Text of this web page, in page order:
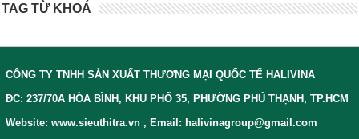
TAG TỪ KHOÁ
CÔNG TY TNHH SẢN XUẤT THƯƠNG MẠI QUỐC TẾ HALIVINA
ĐC: 237/70A HÒA BÌNH, KHU PHỐ 35, PHƯỜNG PHÚ THẠNH, TP.HCM
Website: www.sieuthitra.vn , Email: halivinagroup@gmail.com